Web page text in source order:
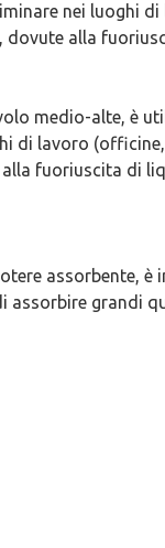
nei luoghi
dovute alla
medio-alte, è
di lavoro
fuoriuscita di
assorbente, è
assorbire grandi